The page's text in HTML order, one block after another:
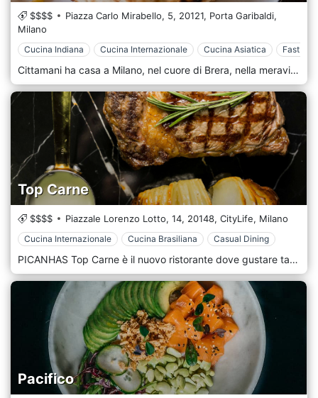
$$$$ Piazza Carlo Mirabello, 5, 20121, Porta Garibaldi,
Milano
Cucina Indiana Cucina Internazionale Cucina Asiatica Fast
Cittamani ha casa a Milano, nel cuore di Brera, nella meravigliosa Piazza Mirabello e proprio davanti al Fioraio Bianchi. Cittamani è il primo Ristorante Indiano dello chef Ritu Dalmia a Milano. Propone un Menù unico dai sapori Indiani autentici.
Top Carne
$$$$ Piazzale Lorenzo Lotto, 14, 20148, CityLife, Milano
Cucina Internazionale Cucina Brasiliana Casual Dining
PICANHAS Top Carne è il nuovo ristorante dove gustare tagli di carne pregiata, provenienti dai migliori allevamenti di tutto il mondo. Si trova a Milano in Zona Lotto, vicino a Piazzale Lorenzo Lotto. Convivialità, passione e amore per la carne. In poche parole, rodizio. Simbolo della cucina brasiliana, è il cuore dell'offerta di Picanha's. La particolarità è la scelta dei tagli: unicamente di manzo e di altissima qualità. Dagli iconici spadoni vengono infatti servite delizie come picanha, asado, ribeye, entranha, beef ribs e filetto, anticipate da una degustazione di tartare e carpacci e accompagnate da contorni come riso, feijoada e farofa.
Pacifico